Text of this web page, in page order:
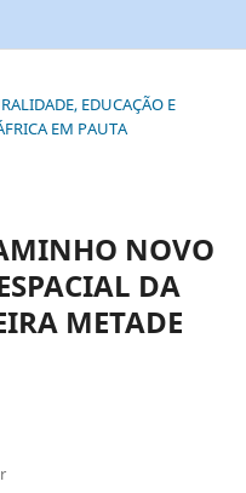
EDUCAÇÃO E
EM PAUTA
NOVO
DA
METADE